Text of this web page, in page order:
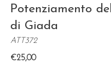
Potenziamento
di Giada
ATT372
€25,00